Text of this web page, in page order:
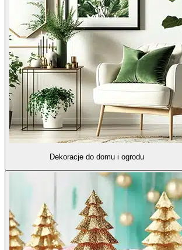
Dekoracje do domu i ogrodu